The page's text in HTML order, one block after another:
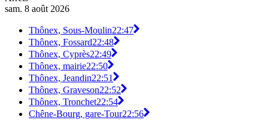
sam. 8 août 2026
Thônex, Sous-Moulin22:47
Thônex, Fossard22:48
Thônex, Cyprès22:49
Thônex, mairie22:50
Thônex, Jeandin22:51
Thônex, Graveson22:52
Thônex, Tronchet22:54
Chêne-Bourg, gare-Tour22:56